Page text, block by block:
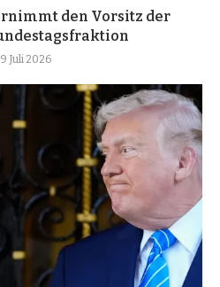
den Vorsitz der
Juli 2026